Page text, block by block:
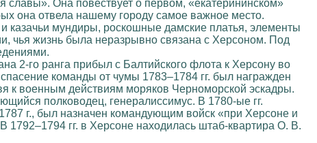
славы». Она повествует о первом, «екатерининском»
она отвела нашему городу самое важное место.
казачьи мундиры, роскошные дамские платья, элементы
чья жизнь была неразрывно связана с Херсоном. Под
2-го ранга прибыл с Балтийского флота к Херсону во
команды от чумы 1783–1784 гг. был награжден
к военным действиям моряков Черноморской эскадры.
полководец, генералиссимус. В 1780-ые гг.
г., был назначен командующим войск «при Херсоне и
1792–1794 гг. в Херсоне находилась штаб-квартира О. В.